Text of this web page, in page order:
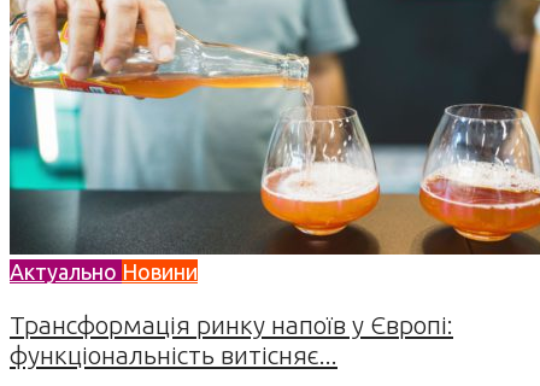
Актуально Новини
Трансформація ринку напоїв у Європі:
функціональність витісняє...